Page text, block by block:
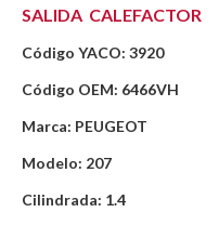
SALIDA CALEFACTOR
Código YACO: 3920
Código OEM: 6466VH
Marca: PEUGEOT
Modelo: 207
Cilindrada: 1.4